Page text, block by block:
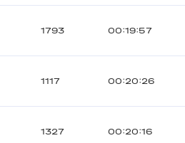
1793 00:19:57
1117 00:20:26
1327 00:20:16